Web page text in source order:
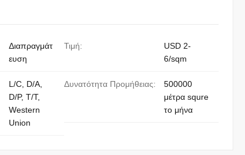
Διαπραγμάτ
ευση
Τιμή:
USD 2-
6/sqm
L/C, D/A,
D/P, T/T,
Western
Union
Δυνατότητα Προμήθειας:
500000
μέτρα squre
το μήνα